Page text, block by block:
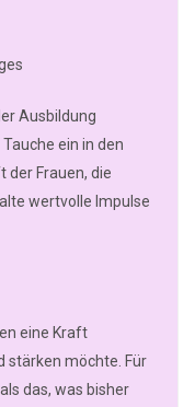
Ausbildung
ein in den
der Frauen, die
wertvolle Impulse
eine Kraft
stärken möchte. Für
das, was bisher